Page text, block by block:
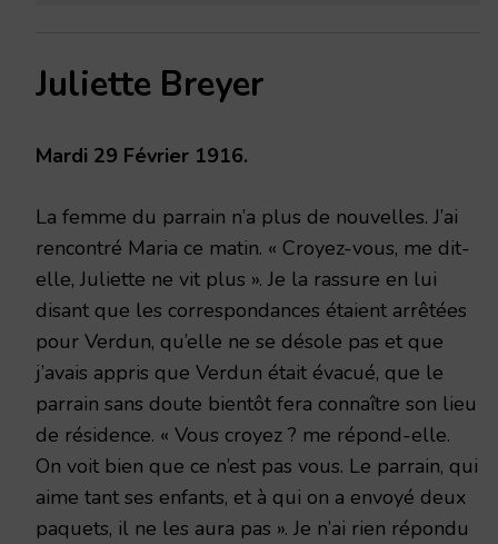
Juliette Breyer
Mardi 29 Février 1916.
La femme du parrain n’a plus de nouvelles. J’ai
rencontré Maria ce matin. « Croyez-vous, me dit-
elle, Juliette ne vit plus ». Je la rassure en lui
disant que les correspondances étaient arrêtées
pour Verdun, qu’elle ne se désole pas et que
j’avais appris que Verdun était évacué, que le
parrain sans doute bientôt fera connaître son lieu
de résidence. « Vous croyez ? me répond-elle.
On voit bien que ce n’est pas vous. Le parrain, qui
aime tant ses enfants, et à qui on a envoyé deux
paquets, il ne les aura pas ». Je n’ai rien répondu